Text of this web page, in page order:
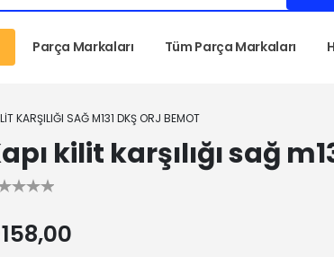
Parça Markaları Tüm Parça Markaları
KARŞILIĞI SAĞ M131 DKŞ ORJ BEMOT
kilit karşılığı sağ